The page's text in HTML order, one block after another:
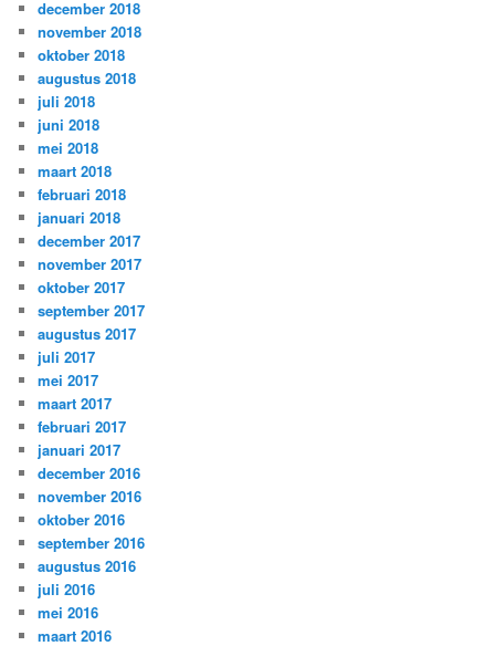
december 2018
november 2018
oktober 2018
augustus 2018
juli 2018
juni 2018
mei 2018
maart 2018
februari 2018
januari 2018
december 2017
november 2017
oktober 2017
september 2017
augustus 2017
juli 2017
mei 2017
maart 2017
februari 2017
januari 2017
december 2016
november 2016
oktober 2016
september 2016
augustus 2016
juli 2016
mei 2016
maart 2016